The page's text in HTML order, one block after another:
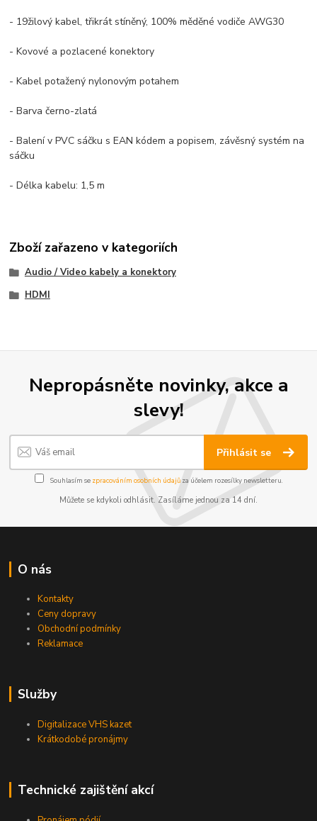
- 19žilový kabel, třikrát stíněný, 100% měděné vodiče AWG30
- Kovové a pozlacené konektory
- Kabel potažený nylonovým potahem
- Barva černo-zlatá
- Balení v PVC sáčku s EAN kódem a popisem, závěsný systém na
sáčku
- Délka kabelu: 1,5 m
Zboží zařazeno v kategoriích
Audio / Video kabely a konektory
HDMI
Nepropásněte novinky, akce a
slevy!
Přihlásit se
Souhlasím se zpracováním osobních údajůza účelem rozesílky newsletteru.
Můžete se kdykoli odhlásit. Zasíláme jednou za 14 dní.
O nás
Kontakty
Ceny dopravy
Obchodní podmínky
Reklamace
Služby
Digitalizace VHS kazet
Krátkodobé pronájmy
Technické zajištění akcí